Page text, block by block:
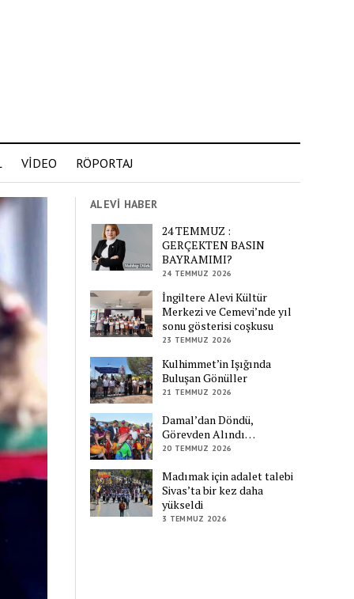
VİDEO RÖPORTAJ
ALEVİ HABER
24 TEMMUZ :
GERÇEKTEN BASIN
BAYRAMIMI?
24 TEMMUZ 2026
İngiltere Alevi Kültür
Merkezi ve Cemevi’nde yıl
sonu gösterisi coşkusu
23 TEMMUZ 2026
Kulhimmet’in Işığında
Buluşan Gönüller
21 TEMMUZ 2026
Damal’dan Döndü,
Görevden Alındı…
20 TEMMUZ 2026
Madımak için adalet talebi
Sivas’ta bir kez daha
yükseldi
3 TEMMUZ 2026